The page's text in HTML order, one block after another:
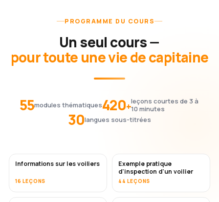
PROGRAMME DU COURS
Un seul cours —
pour toute une vie de capitaine
55modules thématiques420+leçons courtes de 3 à
10 minutes
30langues sous-titrées
Informations sur les voiliers
16 LEÇONS
Exemple pratique
d'inspection d'un voilier
44 LEÇONS